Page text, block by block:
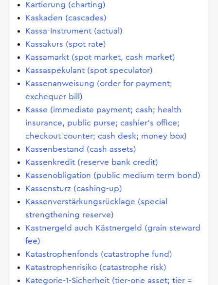
Kartierung (charting)
Kaskaden (cascades)
Kassa-Instrument (actual)
Kassakurs (spot rate)
Kassamarkt (spot market, cash market)
Kassaspekulant (spot speculator)
Kassenanweisung (order for payment;
exchequer bill)
Kasse (immediate payment; cash; health
insurance, public purse; cashier's office;
checkout counter; cash desk; money box)
Kassenbestand (cash assets)
Kassenkredit (reserve bank credit)
Kassenobligation (public medium term bond)
Kassensturz (cashing-up)
Kassenverstärkungsrücklage (special
strengthening reserve)
Kastnergeld auch Kästnergeld (grain steward
fee)
Katastrophenfonds (catastrophe fund)
Katastrophenrisiko (catastrophe risk)
Kategorie-1-Sicherheit (tier-one asset; tier =